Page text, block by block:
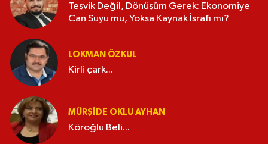
Teşvik Değil, Dönüşüm Gerek: Ekonomiye
Can Suyu mu, Yoksa Kaynak İsrafı mı?
LOKMAN ÖZKUL
Kirli çark...
MÜRŞIDE OKLU AYHAN
Köroğlu Beli...